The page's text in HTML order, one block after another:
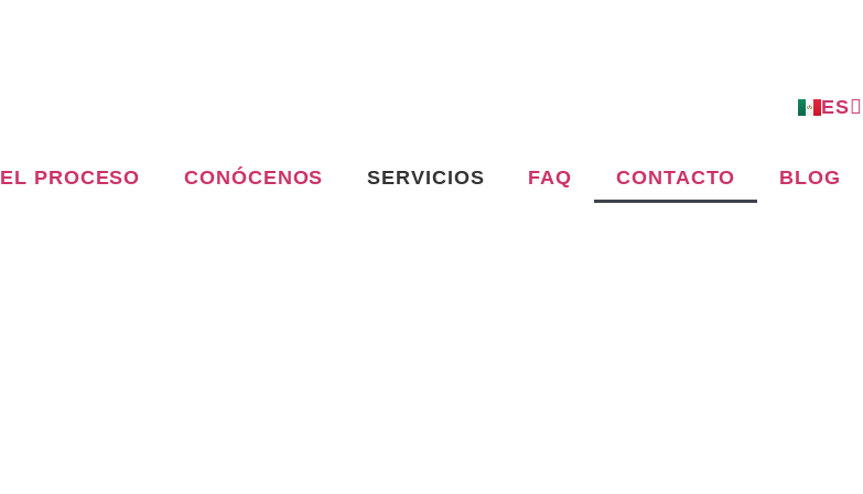
ES
EN
EL PROCESO CONÓCENOS SERVICIOS FAQ CONTACTO BLOG